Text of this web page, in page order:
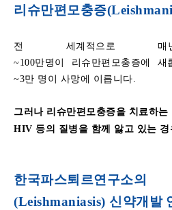
리슈만편모충증
전 세계적으로 매
~100만명이 리슈만편모충증에 새
~3만 명이 사망에 이릅니다.
그러나 리슈만편모충증을 치료하는
HIV 등의 질병을 함께 앓고 있는 경
한국파스퇴르연구소의
(Leishmaniasis) 신약개발